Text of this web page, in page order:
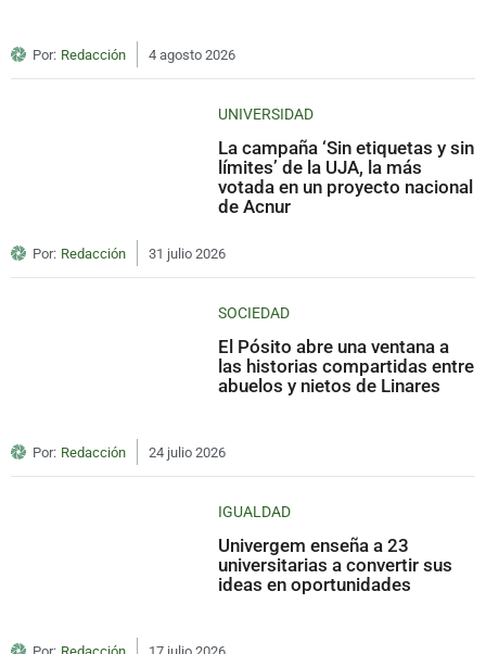
Por: Redacción 4 agosto 2026
UNIVERSIDAD
La campaña ‘Sin etiquetas y sin
límites’ de la UJA, la más
votada en un proyecto nacional
de Acnur
Por: Redacción 31 julio 2026
SOCIEDAD
El Pósito abre una ventana a
las historias compartidas entre
abuelos y nietos de Linares
Por: Redacción 24 julio 2026
IGUALDAD
Univergem enseña a 23
universitarias a convertir sus
ideas en oportunidades